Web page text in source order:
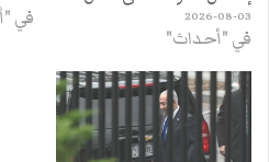
عليها الرئيس الأميركي،
لإنهاء الحرب في غزة.
وأضاف دحلان في منشور
عبر صفحته على موقع
"فيسبوك"، "كنا ندرك منذ
الأمس أن نتنياهو سيعمل
بكل ما بقدرته لقتل هذه…
2026-08-03
في "أحداث"
في